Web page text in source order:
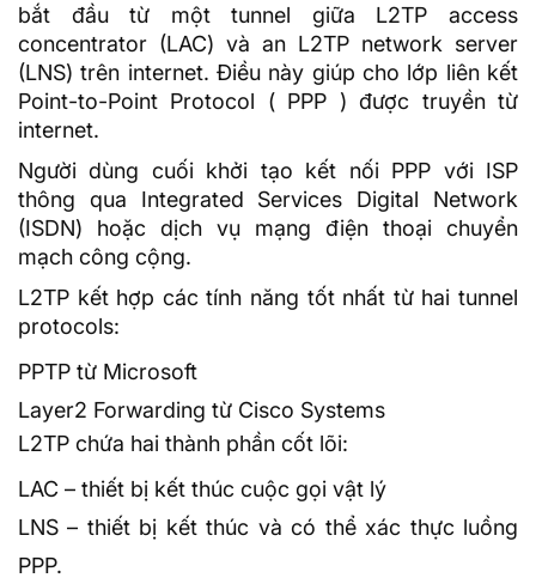
bắt đầu từ một tunnel giữa L2TP access
concentrator (LAC) và an L2TP network server
(LNS) trên internet. Điều này giúp cho lớp liên kết
Point-to-Point Protocol ( PPP ) được truyền từ
internet.
Người dùng cuối khởi tạo kết nối PPP với ISP
thông qua Integrated Services Digital Network
(ISDN) hoặc dịch vụ mạng điện thoại chuyển
mạch công cộng.
L2TP kết hợp các tính năng tốt nhất từ hai tunnel
protocols:
PPTP từ Microsoft
Layer2 Forwarding từ Cisco Systems
L2TP chứa hai thành phần cốt lõi:
LAC – thiết bị kết thúc cuộc gọi vật lý
LNS – thiết bị kết thúc và có thể xác thực luồng
PPP.